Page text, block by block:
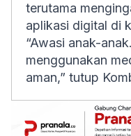
terutama
aplikasi digital di
“Awasi anak-
menggunakan
aman,” tutup